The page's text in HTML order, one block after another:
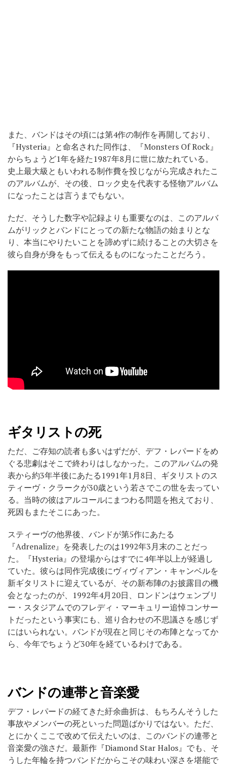
また、バンドはその頃には第4作の制作を再開しており、
『Hysteria』と命名された同作は、『Monsters Of Rock』
からちょうど1年を経た1987年8月に世に放たれている。
史上最大級ともいわれる制作費を投じながら完成されたこ
のアルバムが、その後、ロック史を代表する怪物アルバム
になったことは言うまでもない。
ただ、そうした数字や記録よりも重要なのは、このアルバ
ムがリックとバンドにとっての新たな物語の始まりとな
り、本当にやりたいことを諦めずに続けることの大切さを
彼ら自身が身をもって伝えるものになったことだろう。
ギタリストの死
ただ、ご存知の読者も多いはずだが、デフ・レパードをめ
ぐる悲劇はそこで終わりはしなかった。このアルバムの発
表から約3年半後にあたる1991年1月8日、ギタリストのス
ティーヴ・クラークが30歳という若さでこの世を去ってい
る。当時の彼はアルコールにまつわる問題を抱えており、
死因もまたそこにあった。
スティーヴの他界後、バンドが第5作にあたる
『Adrenalize』を発表したのは1992年3月末のことだっ
た。『Hysteria』の登場からはすでに4年半以上が経過し
ていた。彼らは同作完成後にヴィヴィアン・キャンベルを
新ギタリストに迎えているが、その新布陣のお披露目の機
会となったのが、1992年4月20日、ロンドンはウェンブリ
ー・スタジアムでのフレディ・マーキュリー追悼コンサー
トだったという事実にも、巡り合わせの不思議さを感じず
にはいられない。バンドが現在と同じその布陣となってか
ら、今年でちょうど30年を経ているわけである。
バンドの連帯と音楽愛
デフ・レパードの経てきた紆余曲折は、もちろんそうした
事故やメンバーの死といった問題ばかりではない。ただ、
とにかくここで改めて伝えたいのは、このバンドの連帯と
音楽愛の強さだ。最新作『Diamond Star Halos』でも、そ
うした年輪を持つバンドだからこその味わい深さを堪能で